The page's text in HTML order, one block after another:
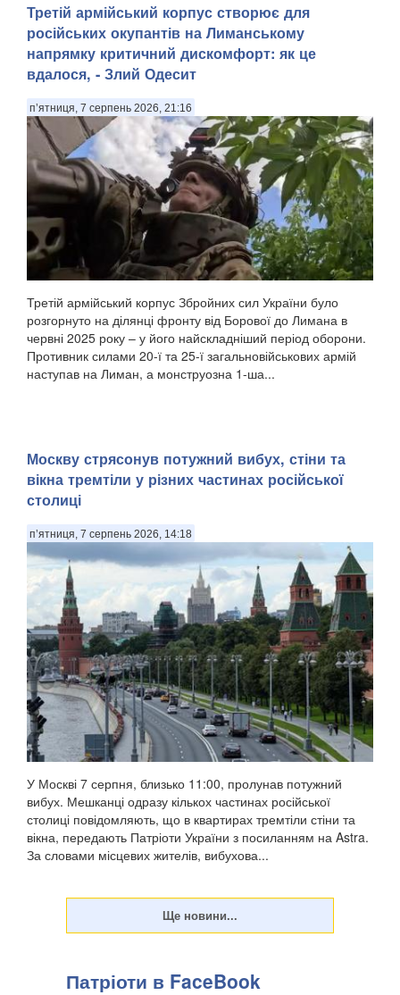
Третій армійський корпус створює для
російських окупантів на Лиманському
напрямку критичний дискомфорт: як це
вдалося, - Злий Одесит
п’ятниця, 7 серпень 2026, 21:16
Третій армійський корпус Збройних сил України було
розгорнуто на ділянці фронту від Борової до Лимана в
червні 2025 року – у його найскладніший період оборони.
Противник силами 20-ї та 25-ї загальновійськових армій
наступав на Лиман, а монструозна 1-ша...
Москву стрясонув потужний вибух, стіни та
вікна тремтіли у різних частинах російської
столиці
п’ятниця, 7 серпень 2026, 14:18
У Москві 7 серпня, близько 11:00, пролунав потужний
вибух. Мешканці одразу кількох частинах російської
столиці повідомляють, що в квартирах тремтіли стіни та
вікна, передають Патріоти України з посиланням на Astra.
За словами місцевих жителів, вибухова...
Патріоти в FaceBook